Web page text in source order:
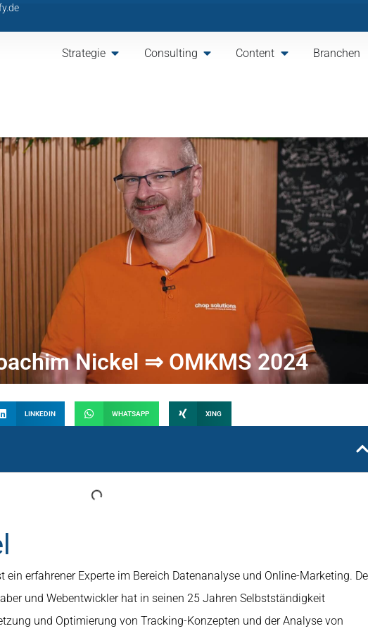
Strategie Consulting Content Branchen
Nickel ⇒ OMKMS 2024
LINKEDIN WHATSAPP XING
erfahrener Experte im Bereich Datenanalyse und Online-Marketing.
und Webentwickler hat in seinen 25 Jahren Selbstständigkeit
und Optimierung von Tracking-Konzepten und der Analyse von